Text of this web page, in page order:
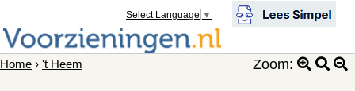
Select Language ▼
Home › 't Heem Zoom: